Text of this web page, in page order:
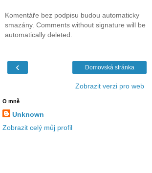
Komentáře bez podpisu budou automaticky
smazány. Comments without signature will be
automatically deleted.
‹ Domovská stránka
Zobrazit verzi pro web
O mně
Unknown
Zobrazit celý můj profil